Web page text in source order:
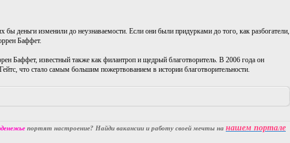
деньги изменили до неузнаваемости. Если они были придурками до того, как разбогатели,
Баффет.
Баффет, известный также как филантроп и щедрый благотворитель. В 2006 года он
что стало самым большим пожертвованием в истории благотворительности.
портят настроение? Найди вакансии и работу своей мечты на нашем портале